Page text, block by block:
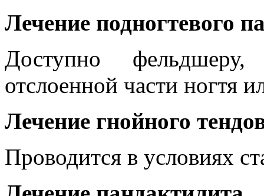
Лечение подногтевого
Доступно
отслоенной части ногтя
Лечение гнойного
Проводится в условиях